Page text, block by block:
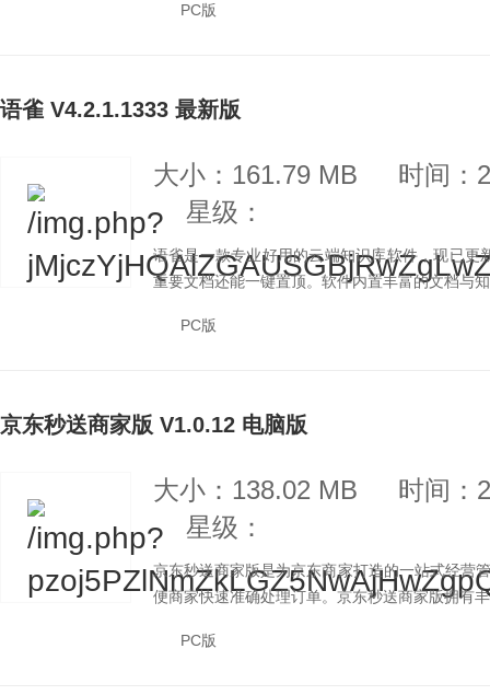
PC版
语雀 V4.2.1.1333 最新版
大小：161.79 MB
时间：
星级：
语雀是一款专业好用的云端知识库软件，现已
重要文档还能一键置顶。软件内置丰富的文档与
PC版
京东秒送商家版 V1.0.12 电脑版
大小：138.02 MB
时间：
星级：
京东秒送商家版是为京东商家打造的一站式经营
便商家快速准确处理订单。京东秒送商家版拥有
PC版